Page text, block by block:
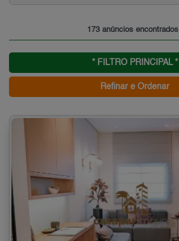
173 anúncios encontrados
* FILTRO PRINCIPAL *
Refinar e Ordenar